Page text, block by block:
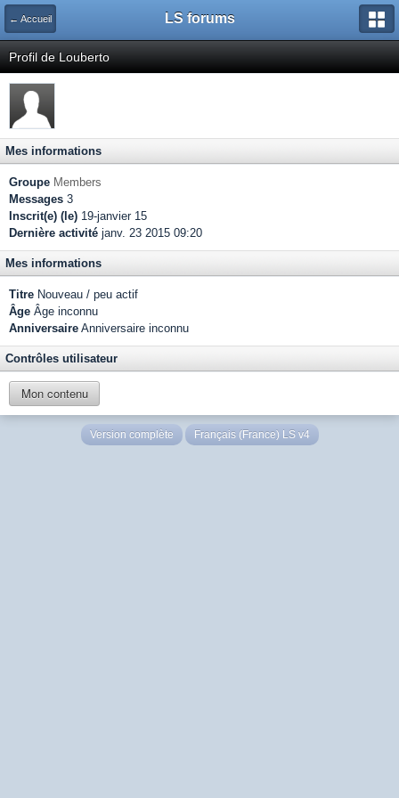
← Accueil LS forums
Profil de Louberto
Mes informations
Groupe Members
Messages 3
Inscrit(e) (le) 19-janvier 15
Dernière activité janv. 23 2015 09:20
Mes informations
Titre Nouveau / peu actif
Âge Âge inconnu
Anniversaire Anniversaire inconnu
Contrôles utilisateur
Mon contenu
Version complète Français (France) LS v4